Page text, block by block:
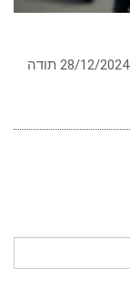
המאורים בניו זילנד של היום. כתב: גילי חסקין; ‏28/12/2024 תודה